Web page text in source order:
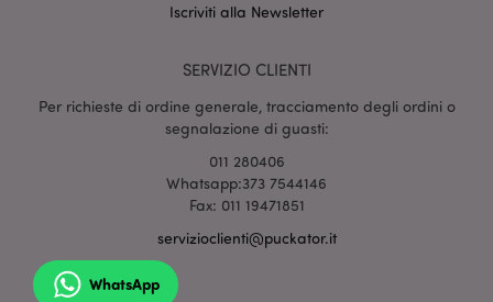
Iscriviti alla Newsletter
SERVIZIO CLIENTI
Per richieste di ordine generale, tracciamento degli ordini o
segnalazione di guasti:
011 280406
Whatsapp:373 7544146
Fax: 011 19471851
servizioclienti@puckator.it
WhatsApp